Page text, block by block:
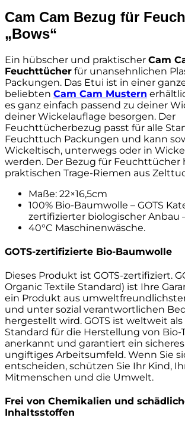
22x16,5cm,
GOTS
Menge
Cam Cam Bezug für
„Bows“
Ein hübscher und praktischer Cam
Feuchttücher für unansehnlichen
Packungen. Das Etui ist in einer
beliebten Cam Cam Mustern
es ganz einfach passend zu deiner
deiner Wickelauflage besorgen. Der
Feuchttücherbezug passt für alle
Feuchttuch Packungen und kann
Wickeltisch, unterwegs oder in
werden. Der Bezug für Feuchttücher
praktischen Trage-Riemen aus
Maße: 22×16,5cm
100% Bio-Baumwolle – GOTS
zertifizierter biologischer Anbau
40°C Maschinenwäsche.
GOTS-zertifizierte Bio-Baumwolle
Dieses Produkt ist GOTS-zertifiziert.
Organic Textile Standard) ist Ihre
ein Produkt aus
und unter sozial verantwortlichen
hergestellt wird. GOTS ist weltweit
Standard für die Herstellung von Bio-
anerkannt und garantiert ein
ungiftiges Arbeitsumfeld. Wenn Sie
entscheiden, schützen Sie Ihr Kind,
Mitmenschen und die Umwelt.
Frei von Chemikalien und
Inhaltsstoffen